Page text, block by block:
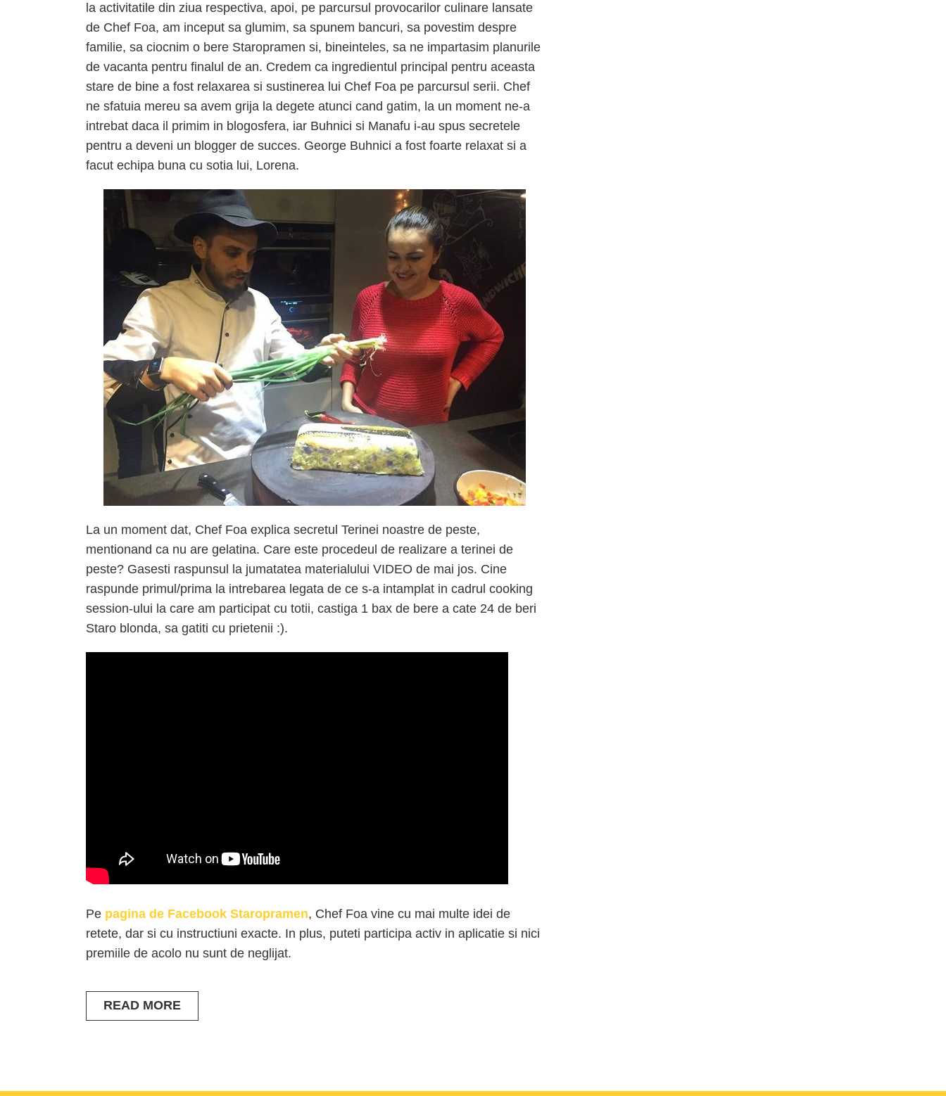
la activitatile din ziua respectiva, apoi, pe parcursul provocarilor culinare lansate
de Chef Foa, am inceput sa glumim, sa spunem bancuri, sa povestim despre
familie, sa ciocnim o bere Staropramen si, bineinteles, sa ne impartasim planurile
de vacanta pentru finalul de an. Credem ca ingredientul principal pentru aceasta
stare de bine a fost relaxarea si sustinerea lui Chef Foa pe parcursul serii. Chef
ne sfatuia mereu sa avem grija la degete atunci cand gatim, la un moment ne-a
intrebat daca il primim in blogosfera, iar Buhnici si Manafu i-au spus secretele
pentru a deveni un blogger de succes. George Buhnici a fost foarte relaxat si a
facut echipa buna cu sotia lui, Lorena.
La un moment dat, Chef Foa explica secretul Terinei noastre de peste,
mentionand ca nu are gelatina. Care este procedeul de realizare a terinei de
peste? Gasesti raspunsul la jumatatea materialului VIDEO de mai jos. Cine
raspunde primul/prima la intrebarea legata de ce s-a intamplat in cadrul cooking
session-ului la care am participat cu totii, castiga 1 bax de bere a cate 24 de beri
Staro blonda, sa gatiti cu prietenii :).
Pe pagina de Facebook Staropramen, Chef Foa vine cu mai multe idei de
retete, dar si cu instructiuni exacte. In plus, puteti participa activ in aplicatie si nici
premiile de acolo nu sunt de neglijat.
READ MORE